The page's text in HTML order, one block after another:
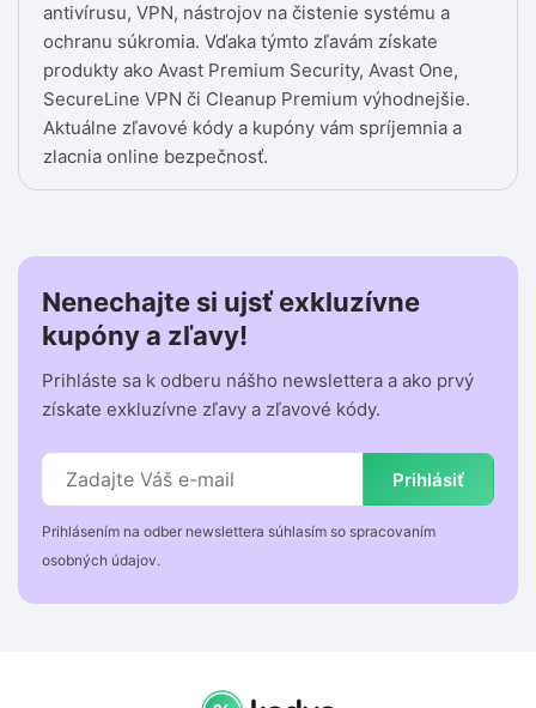
antivírusu, VPN, nástrojov na čistenie systému a
ochranu súkromia. Vďaka týmto zľavám získate
produkty ako Avast Premium Security, Avast One,
SecureLine VPN či Cleanup Premium výhodnejšie.
Aktuálne zľavové kódy a kupóny vám spríjemnia a
zlacnia online bezpečnosť.
Nenechajte si ujsť exkluzívne
kupóny a zľavy!
Prihláste sa k odberu nášho newslettera a ako prvý
získate exkluzívne zľavy a zľavové kódy.
Prihlásiť
Prihlásením na odber newslettera súhlasím so spracovaním
osobných údajov.